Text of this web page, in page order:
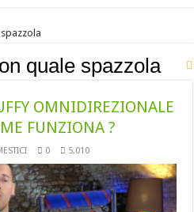
quale spazzola
OMNIDIREZIONALE
FUNZIONA ?
0 5,010